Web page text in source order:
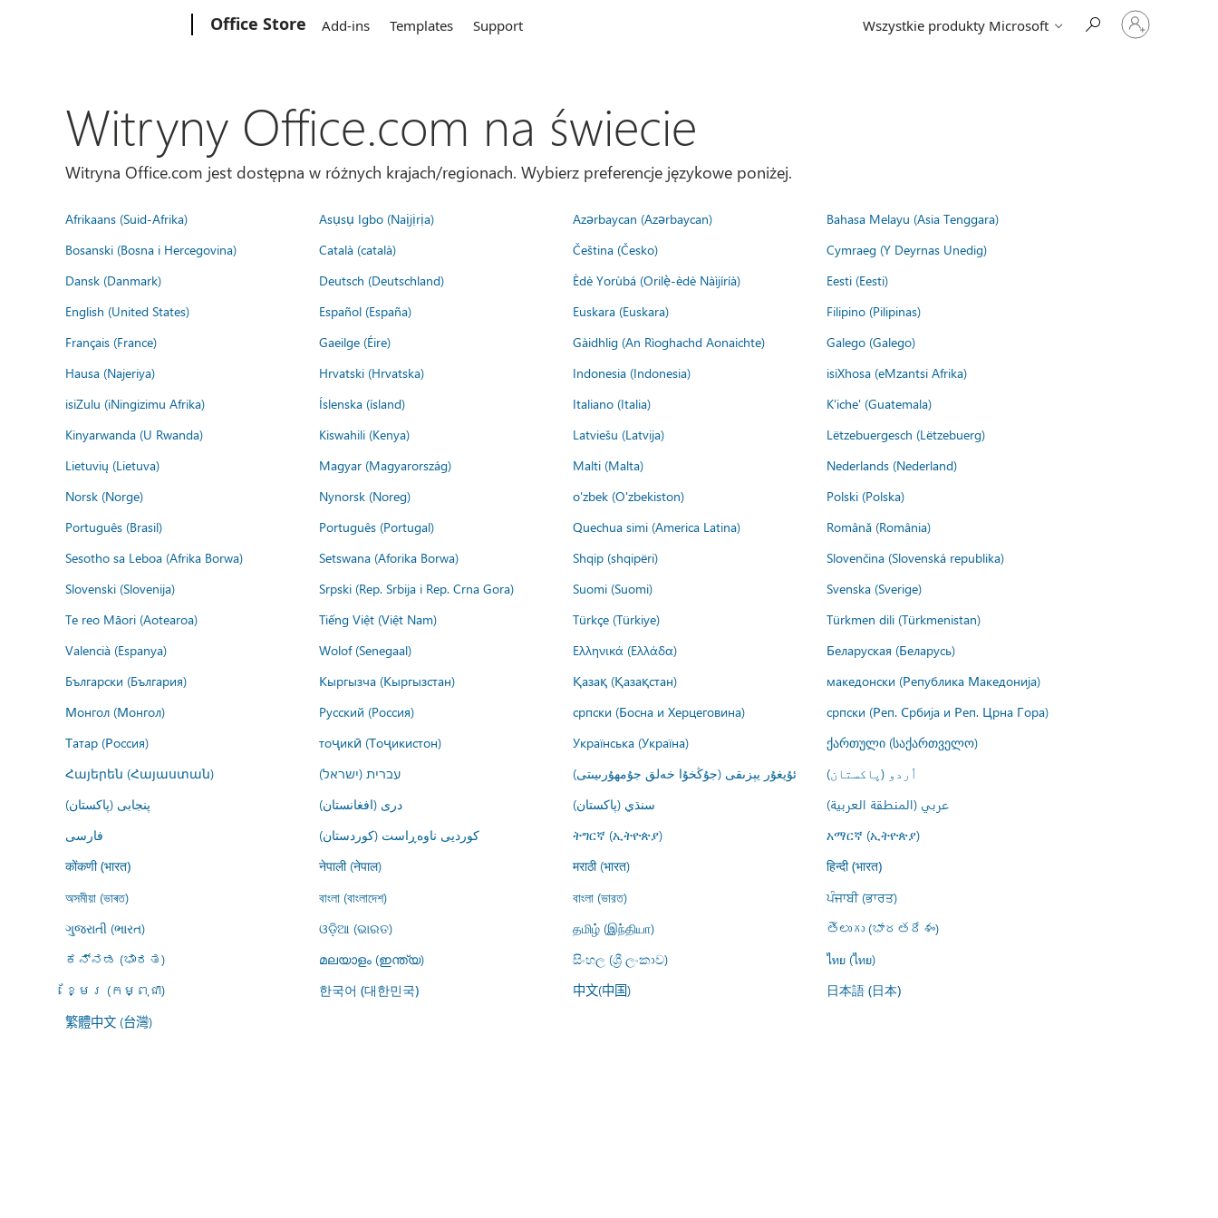
Office Store Add-ins Templates Support Wszystkie produkty Microsoft
Zaloguj
się
Witryny Office.com na świecie
Witryna Office.com jest dostępna w różnych krajach/regionach. Wybierz preferencje językowe poniżej.
Afrikaans (Suid-Afrika) Asụsụ Igbo (Naịjịrịa) Azərbaycan (Azərbaycan)
Bahasa Melayu (Asia Tenggara)
Bosanski (Bosna i Hercegovina)
Català (català) Čeština (Česko)
Cymraeg (Y Deyrnas Unedig)
Dansk (Danmark)
Deutsch (Deutschland) Èdè Yorùbá (Orilẹ̀-èdè Nàìjíríà)
Eesti (Eesti)
English (United States)
Español (España) Euskara (Euskara)
Filipino (Pilipinas)
Français (France)
Gaeilge (Éire) Gàidhlig (An Rìoghachd Aonaichte)
Galego (Galego)
Hausa (Najeriya)
Hrvatski (Hrvatska) Indonesia (Indonesia)
isiXhosa (eMzantsi Afrika)
isiZulu (iNingizimu Afrika)
Íslenska (ísland) Italiano (Italia)
K'iche' (Guatemala)
Kinyarwanda (U Rwanda)
Kiswahili (Kenya) Latviešu (Latvija)
Lëtzebuergesch (Lëtzebuerg)
Lietuvių (Lietuva)
Magyar (Magyarország) Malti (Malta)
Nederlands (Nederland)
Norsk (Norge)
Nynorsk (Noreg) o'zbek (O'zbekiston)
Polski (Polska)
Português (Brasil)
Português (Portugal) Quechua simi (America Latina)
Română (România)
Sesotho sa Leboa (Afrika Borwa)
Setswana (Aforika Borwa) Shqip (shqipëri)
Slovenčina (Slovenská republika)
Slovenski (Slovenija)
Srpski (Rep. Srbija i Rep. Crna Gora) Suomi (Suomi)
Svenska (Sverige)
Te reo Māori (Aotearoa)
Tiếng Việt (Việt Nam) Türkçe (Türkiye)
Türkmen dili (Türkmenistan)
Valencià (Espanya)
Wolof (Senegaal) Ελληνικά (Ελλάδα)
Беларуская (Беларусь)
Български (България)
Кыргызча (Кыргызстан) Қазақ (Қазақстан)
македонски (Република Македонија)
Монгол (Монгол)
Русский (Россия) српски (Босна и Херцеговина)
српски (Реп. Србија и Реп. Црна Гора)
Татар (Россия)
тоҷикӣ (Тоҷикистон) Українська (Україна)
ქართული (საქართველო)
Հայերեն (Հայաստան)
עברית (ישראל) ئۇيغۇر يېزىقى (جۇڭخۇا خەلق جۇمھۇرىيىتى)
اُردو (پاکستان)
پنجابی (پاکستان)
درى (افغانستان) سنڌي (پاکستان)
عربي (المنطقة العربية)
فارسى
کوردیی ناوەڕاست (کوردستان) ትግርኛ (ኢትዮጵያ) አማርኛ (ኢትዮጵያ)
कोंकणी (भारत) नेपाली (नेपाल) मराठी (भारत) हिन्दी (भारत)
অসমীয়া (ভাৰত) বাংলা (বাংলাদেশ) বাংলা (ভারত)
ਪੰਜਾਬੀ (ਭਾਰਤ)
ગુજરાતી (ભારત)
ଓଡ଼ିଆ (ଭାରତ) தமிழ் (இந்தியா)
తెలుగు (భారతదేశం)
ಕನ್ನಡ (ಭಾರತ)
മലയാളം (ഇന്ത്യ) සිංහල (ශ්‍රී ලංකාව)
ไทย (ไทย)
ខ្មែរ (កម្ពុជា)
한국어 (대한민국) 中文(中国) 日本語 (日本)
繁體中文 (台灣)